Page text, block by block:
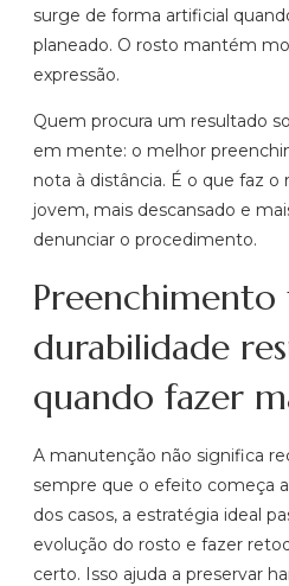
surge de forma artificial
planeado. O rosto mantém
expressão.
Quem procura um resultado
em mente: o melhor
nota à distância. É o que faz o
jovem, mais descansado e
denunciar o procedimento.
Preenchimento
durabilidade
quando fazer
A manutenção não significa
sempre que o efeito começa
dos casos, a estratégia ideal
evolução do rosto e fazer
certo. Isso ajuda a preservar